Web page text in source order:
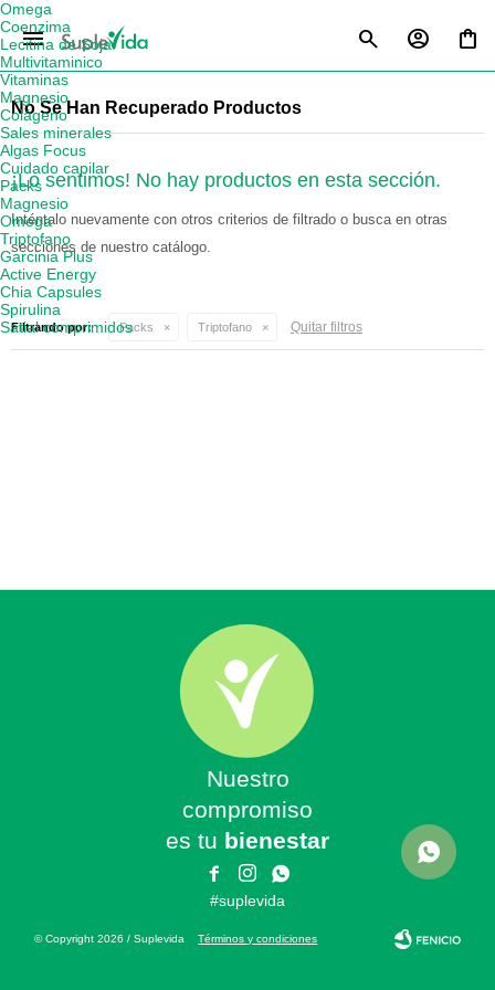
menu
No Se Han Recuperado Productos
¡Lo sentimos! No hay productos en esta sección.
Inténtalo nuevamente con otros criterios de filtrado o busca en otras
secciones de nuestro catálogo.
Filtrando por: Packs Triptofano Quitar filtros
Omega
Coenzima
Lecitina de Soja
Multivitaminico
Vitaminas
Magnesio
Colágeno
Sales minerales
Algas Focus
Cuidado capilar
Packs
Magnesio
Omega
Triptofano
Garcinia Plus
Active Energy
Chia Capsules
Spirulina
Satial comprimidos
Nuestro
compromiso
es tu bienestar
 

#suplevida
© Copyright 2026 / SuplevidaTérminos y condiciones